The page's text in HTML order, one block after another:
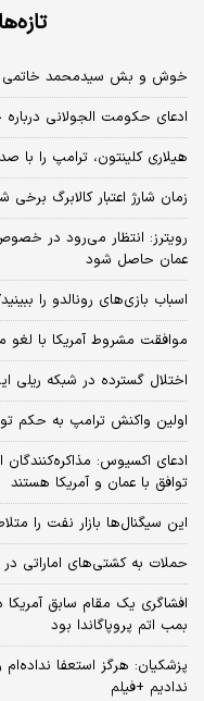
خوش و بش سیدمحمد خاتمی
ادعای حکومت الجولانی
هیلاری کلینتون، ترامپ را با
زمان شارژ اعتبار کالابرگ
رویترز: انتظار می‌رود در
عمان حاصل شود
اسباب‌ بازی‌های رونالدو را
موافقت مشروط آمریکا با لغو
اختلال گسترده در شبکه ریلی
اولین واکنش ترامپ به حکم
ادعای اکسیوس: مذاکره‌کنندگان
توافق با عمان و آمریکا هستند
این سیگنال‌ها بازار نفت را
حملات به کشتی‌های اماراتی در
افشاگری یک مقام سابق آمریکا
بمب اتم پروپاگاندا بود
پزشکیان: هرگز استعفا
ندادیم +فیلم